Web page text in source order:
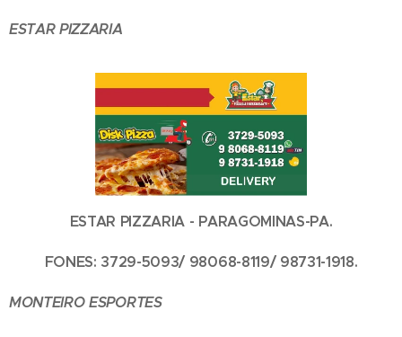
ESTAR PIZZARIA
ESTAR PIZZARIA - PARAGOMINAS-PA.
FONES: 3729-5093/ 98068-8119/ 98731-1918.
MONTEIRO ESPORTES